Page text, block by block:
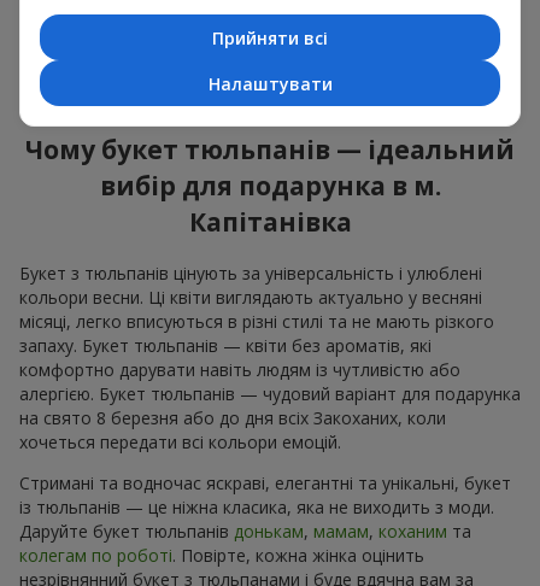
романтичному жесті, і в дружньому подарунку. Букет
тюльпанів не зобов'язує, але залишає після себе відчуття
радості та турботи. Саме тому букет квітів тюльпани — це
завжди влучний вибір в будь-якій життєвій ситуації.
Чому букет тюльпанів — ідеальний
вибір для подарунка в м.
Капітанівка
Букет з тюльпанів цінують за універсальність і улюблені
кольори весни. Ці квіти виглядають актуально у весняні
місяці, легко вписуються в різні стилі та не мають різкого
запаху. Букет тюльпанів — квіти без ароматів, які
комфортно дарувати навіть людям із чутливістю або
алергією. Букет тюльпанів — чудовий варіант для подарунка
на свято 8 березня або до дня всіх Закоханих, коли
хочеться передати всі кольори емоцій.
Стримані та водночас яскраві, елегантні та унікальні, букет
із тюльпанів — це ніжна класика, яка не виходить з моди.
Даруйте букет тюльпанів донькам, мамам, коханим та
колегам по роботі. Повірте, кожна жінка оцінить
незрівнянний букет з тюльпанами і буде вдячна вам за
Прийняти всі
Налаштувати